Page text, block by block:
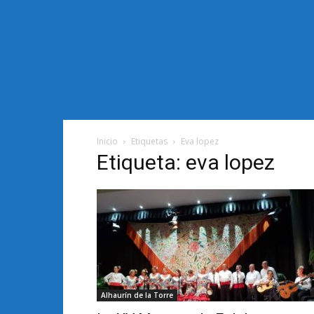
Inicio Etiquetas Eva lopez
Etiqueta: eva lopez
Alhaurín de la Torre